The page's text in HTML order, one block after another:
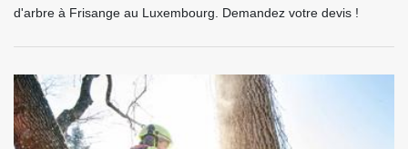
d'arbre à Frisange au Luxembourg. Demandez votre devis !